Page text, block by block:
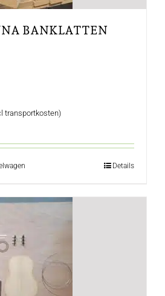
BANKLATTEN
transportkosten)
Details